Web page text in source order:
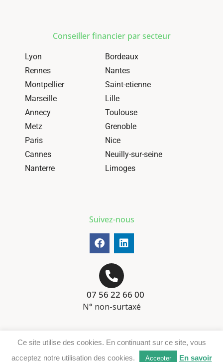
Conseiller financier par secteur
Lyon
Bordeaux
Rennes
Nantes
Montpellier
Saint-etienne
Marseille
Lille
Annecy
Toulouse
Metz
Grenoble
Paris
Nice
Cannes
Neuilly-sur-seine
Nanterre
Limoges
Suivez-nous
07 56 22 66 00
N° non-surtaxé
Téléchargement DER
Ce site utilise des cookies. En continuant sur ce site, vous
acceptez notre utilisation des cookies.
Accepter En savoir